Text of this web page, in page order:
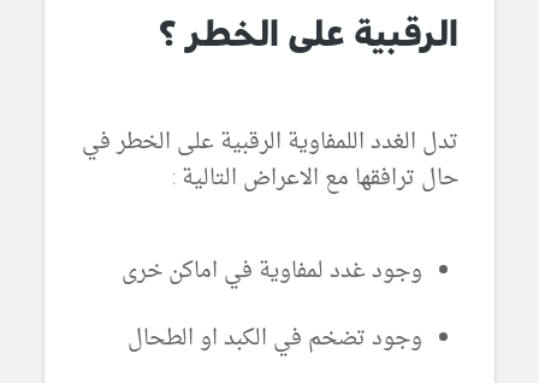
الرقبية على الخطر ؟
تدل الغدد اللمفاوية الرقبية على الخطر في
حال ترافقها مع الاعراض التالية :
وجود غدد لمفاوية في اماكن خرى
وجود تضخم في الكبد او الطحال